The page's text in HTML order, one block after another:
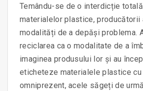
Temându-se de o interdicție
materialelor plastice, producătorii
modalități de a depăși problema.
reciclarea ca o modalitate de a
imaginea produsului lor și au
eticheteze materialele plastice cu
omniprezent, acele săgeți de